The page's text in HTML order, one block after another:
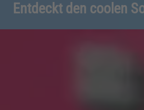
Entdeckt den coolen